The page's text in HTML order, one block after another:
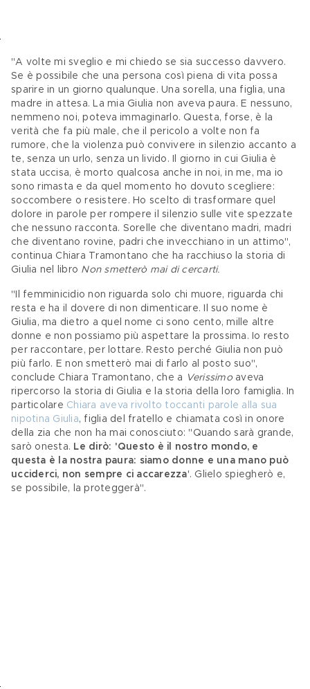
"A volte mi sveglio e mi chiedo se sia successo davvero.
Se è possibile che una persona così piena di vita possa
sparire in un giorno qualunque. Una sorella, una figlia, una
madre in attesa. La mia Giulia non aveva paura. E nessuno,
nemmeno noi, poteva immaginarlo. Questa, forse, è la
verità che fa più male, che il pericolo a volte non fa
rumore, che la violenza può convivere in silenzio accanto a
te, senza un urlo, senza un livido. Il giorno in cui Giulia è
stata uccisa, è morto qualcosa anche in noi, in me, ma io
sono rimasta e da quel momento ho dovuto scegliere:
soccombere o resistere. Ho scelto di trasformare quel
dolore in parole per rompere il silenzio sulle vite spezzate
che nessuno racconta. Sorelle che diventano madri, madri
che diventano rovine, padri che invecchiano in un attimo",
continua Chiara Tramontano che ha racchiuso la storia di
Giulia nel libro Non smetterò mai di cercarti.
"Il femminicidio non riguarda solo chi muore, riguarda chi
resta e ha il dovere di non dimenticare. Il suo nome è
Giulia, ma dietro a quel nome ci sono cento, mille altre
donne e non possiamo più aspettare la prossima. Io resto
per raccontare, per lottare. Resto perché Giulia non può
più farlo. E non smetterò mai di farlo al posto suo",
conclude Chiara Tramontano, che a Verissimo aveva
ripercorso la storia di Giulia e la storia della loro famiglia. In
particolare Chiara aveva rivolto toccanti parole alla sua
nipotina Giulia, figlia del fratello e chiamata così in onore
della zia che non ha mai conosciuto: "Quando sarà grande,
sarò onesta. Le dirò: 'Questo è il nostro mondo, e
questa è la nostra paura: siamo donne e una mano può
ucciderci, non sempre ci accarezza'. Glielo spiegherò e,
se possibile, la proteggerà".